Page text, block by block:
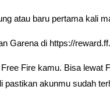
atau baru pertama kali
Garena di https://
Fire kamu. Bisa lewat
pastikan akunmu sudah